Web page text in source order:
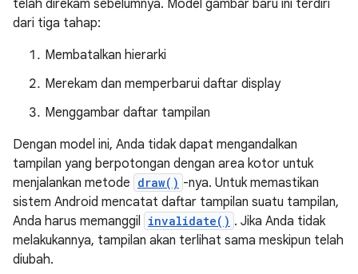
telah direkam sebelumnya. Model gambar baru ini terdiri
dari tiga tahap:
Membatalkan hierarki
Merekam dan memperbarui daftar display
Menggambar daftar tampilan
Dengan model ini, Anda tidak dapat mengandalkan
tampilan yang berpotongan dengan area kotor untuk
menjalankan metode draw() -nya. Untuk memastikan
sistem Android mencatat daftar tampilan suatu tampilan,
Anda harus memanggil invalidate() . Jika Anda tidak
melakukannya, tampilan akan terlihat sama meskipun telah
diubah.